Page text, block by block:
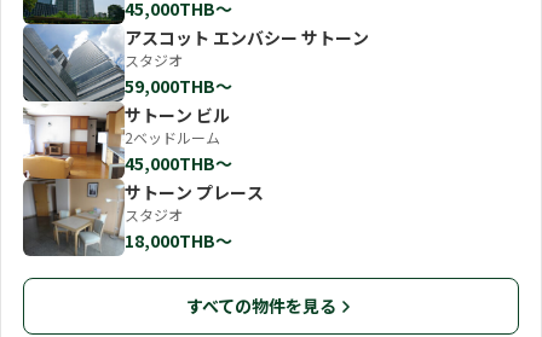
45,000THB〜
アスコット エンバシー サトーン
スタジオ
59,000THB〜
サトーン ビル
2ベッドルーム
45,000THB〜
サトーン プレース
スタジオ
18,000THB〜
すべての物件を見る